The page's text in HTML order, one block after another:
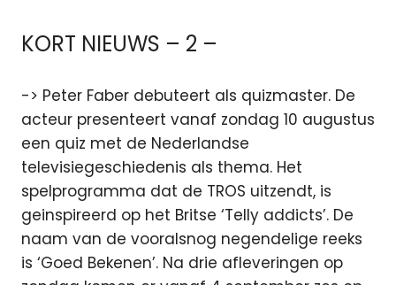
KORT NIEUWS – 2 –
-> Peter Faber debuteert als quizmaster. De
acteur presenteert vanaf zondag 10 augustus
een quiz met de Nederlandse
televisiegeschiedenis als thema. Het
spelprogramma dat de TROS uitzendt, is
geinspireerd op het Britse ‘Telly addicts’. De
naam van de vooralsnog negendelige reeks
is ‘Goed Bekenen’. Na drie afleveringen op